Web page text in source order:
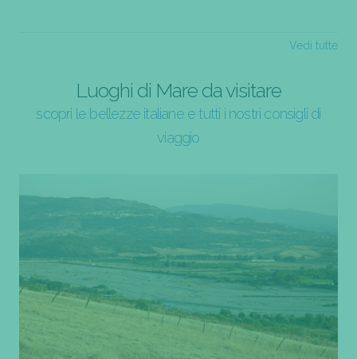
Vedi tutte
Luoghi di Mare da visitare
scopri le bellezze italiane e tutti i nostri consigli di
viaggio